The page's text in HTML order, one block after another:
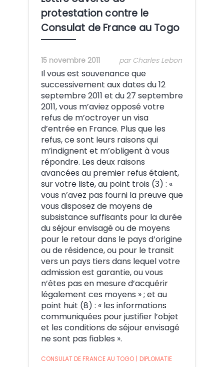
protestation contre le
Consulat de France au Togo
15 novembre 2011 par Charles Lebon
Il vous est souvenance que
successivement aux dates du 12
septembre 2011 et du 27 septembre
2011, vous m’aviez opposé votre
refus de m’octroyer un visa
d’entrée en France. Plus que les
refus, ce sont leurs raisons qui
m’indignent et m’obligent à vous
répondre. Les deux raisons
avancées au premier refus étaient,
sur votre liste, au point trois (3) : «
vous n’avez pas fourni la preuve que
vous disposez de moyens de
subsistance suffisants pour la durée
du séjour envisagé ou de moyens
pour le retour dans le pays d’origine
ou de résidence, ou pour le transit
vers un pays tiers dans lequel votre
admission est garantie, ou vous
n’êtes pas en mesure d’acquérir
légalement ces moyens » ; et au
point huit (8) : « les informations
communiquées pour justifier l’objet
et les conditions de séjour envisagé
ne sont pas fiables ».
CONSULAT DE FRANCE AU TOGO | DIPLOMATIE